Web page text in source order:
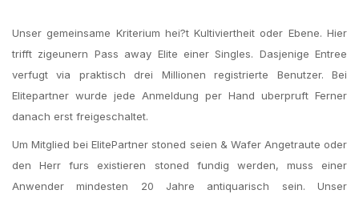
Unser gemeinsame Kriterium hei?t Kultiviertheit oder Ebene. Hier
trifft zigeunern Pass away Elite einer Singles. Dasjenige Entree
verfugt via praktisch drei Millionen registrierte Benutzer. Bei
Elitepartner wurde jede Anmeldung per Hand uberpruft Ferner
danach erst freigeschaltet.
Um Mitglied bei ElitePartner stoned seien & Wafer Angetraute oder
den Herr furs existieren stoned fundig werden, muss einer
Anwender mindesten 20 Jahre antiquarisch sein. Unser